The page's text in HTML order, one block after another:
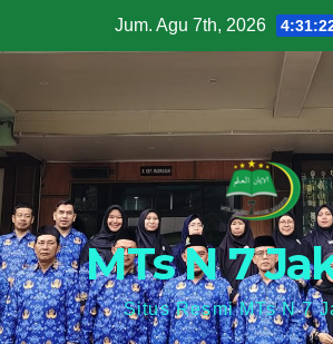
to
Jum. Agu 7th, 2026
MTs N 7
Situs Resmi MTs N 7